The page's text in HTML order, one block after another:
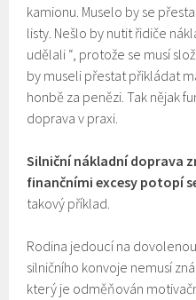
kamionu. Muselo by se
listy. Nešlo by nutit řidiče
udělali “, protože se musí
by museli přestat přikládat
honbě za penězi. Tak nějak
doprava v praxi.
Silniční nákladní doprava
finančními excesy potopí
takový příklad.
Rodina jedoucí na
silničního konvoje nemusí
který je odměňován